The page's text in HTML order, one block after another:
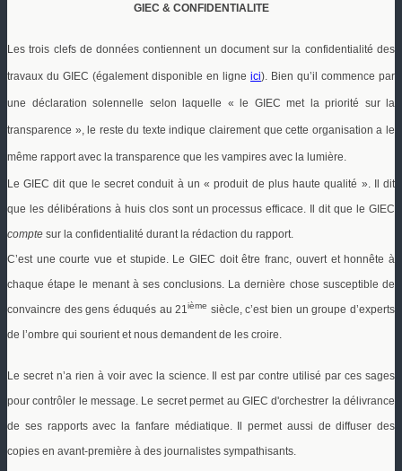
GIEC & CONFIDENTIALITE
Les trois clefs de données contiennent un document sur la confidentialité des
travaux du GIEC (également disponible en ligne ici). Bien qu’il commence par
une déclaration solennelle selon laquelle « le GIEC met la priorité sur la
transparence », le reste du texte indique clairement que cette organisation a le
même rapport avec la transparence que les vampires avec la lumière.
Le GIEC dit que le secret conduit à un « produit de plus haute qualité ». Il dit
que les délibérations à huis clos sont un processus efficace. Il dit que le GIEC
compte sur la confidentialité durant la rédaction du rapport.
C’est une courte vue et stupide. Le GIEC doit être franc, ouvert et honnête à
chaque étape le menant à ses conclusions. La dernière chose susceptible de
convaincre des gens éduqués au 21ième siècle, c’est bien un groupe d’experts
de l’ombre qui sourient etnous demandent de les croire.
Le secret n’a rien à voir avec la science. Il est par contre utilisé par ces sages
pour contrôler le message. Le secret permet au GIEC d'orchestrer la délivrance
de ses rapports avec la fanfare médiatique. Il permet aussi de diffuser des
copies en avant-première à des journalistes sympathisants.